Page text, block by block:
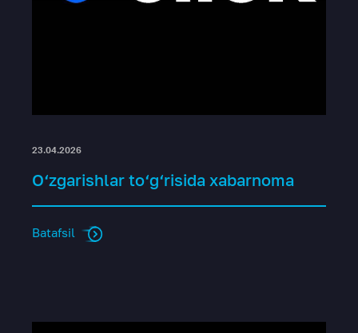
23.04.2026
O‘zgarishlar to‘g‘risida xabarnoma
Batafsil